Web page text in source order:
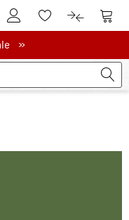
Zum KundenkontoZum Merkzettel.
Zum Zum
»